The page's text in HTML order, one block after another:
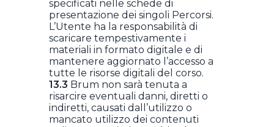
specificati nelle schede di
presentazione dei singoli Percorsi.
L’Utente ha la responsabilità di
scaricare tempestivamente i
materiali in formato digitale e di
mantenere aggiornato l’accesso a
tutte le risorse digitali del corso.
13.3 Brum non sarà tenuta a
risarcire eventuali danni, diretti o
indiretti, causati dall’utilizzo o
mancato utilizzo dei contenuti